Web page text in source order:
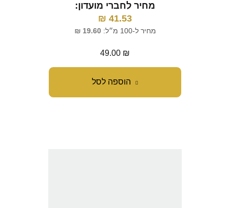
הוספה לסל
מחיר לחברי מועדון:
41.53
₪
מחיר ל-100 מ״ל: 19.60
₪
49.00 ₪